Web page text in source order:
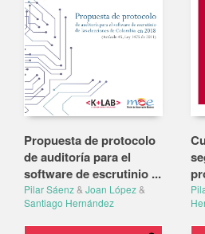
Propuesta de protocolo
de auditoría para el
software de escrutinio ...
Pilar Sáenz& Joan López&
Santiago Hernández